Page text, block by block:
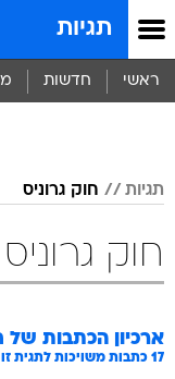
תגיות
ראשי חדשות
תגיות חוק גרוניס
חוק גרוניס
ארכיון הכתבות של
17 כתבות משויכות לתגית זו